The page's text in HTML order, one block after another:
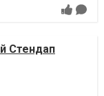
Стендап